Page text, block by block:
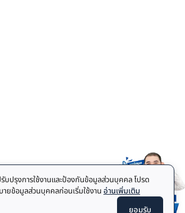
บปรุงการใช้งานและป้องกันข้อมูลส่วนบุคคล โปรด
ายข้อมูลส่วนบุคคลก่อนเริ่มใช้งาน อ่านเพิ่มเติม
ยอมรับ